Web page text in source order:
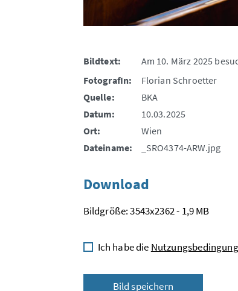
Bildtext:
Am 10. März 2025
FotografIn:
Florian Schroetter
Quelle:
BKA
Datum:
10.03.2025
Ort:
Wien
Dateiname:
_SRO4374-ARW.jpg
Download
Bildgröße: 3543x2362 - 1,9 MB
Ich habe die
Bild speichern